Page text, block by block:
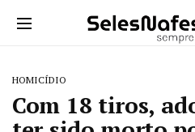
HOMICÍDIO
Com 18 tiros,